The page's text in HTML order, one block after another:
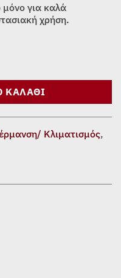
μόνο για καλά
χρήση.
880 ποσότητα
ΚΑΛΆΘΙ
Κλιματισμός,